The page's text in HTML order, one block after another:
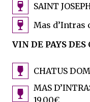
SAINT
Mas d’Intras
VIN DE PAYS DES
CHATUS
MAS
19.00€